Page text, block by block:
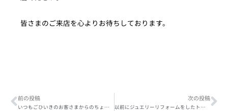
皆さまのご来店を心よりお待ちしております。
Prev
前の投稿
いつもごひいきのお客さまからのちょっと面白いジュエリーリフォーム
次の投稿
以前にジュエリーリフォームをしたトップを再リフォーム